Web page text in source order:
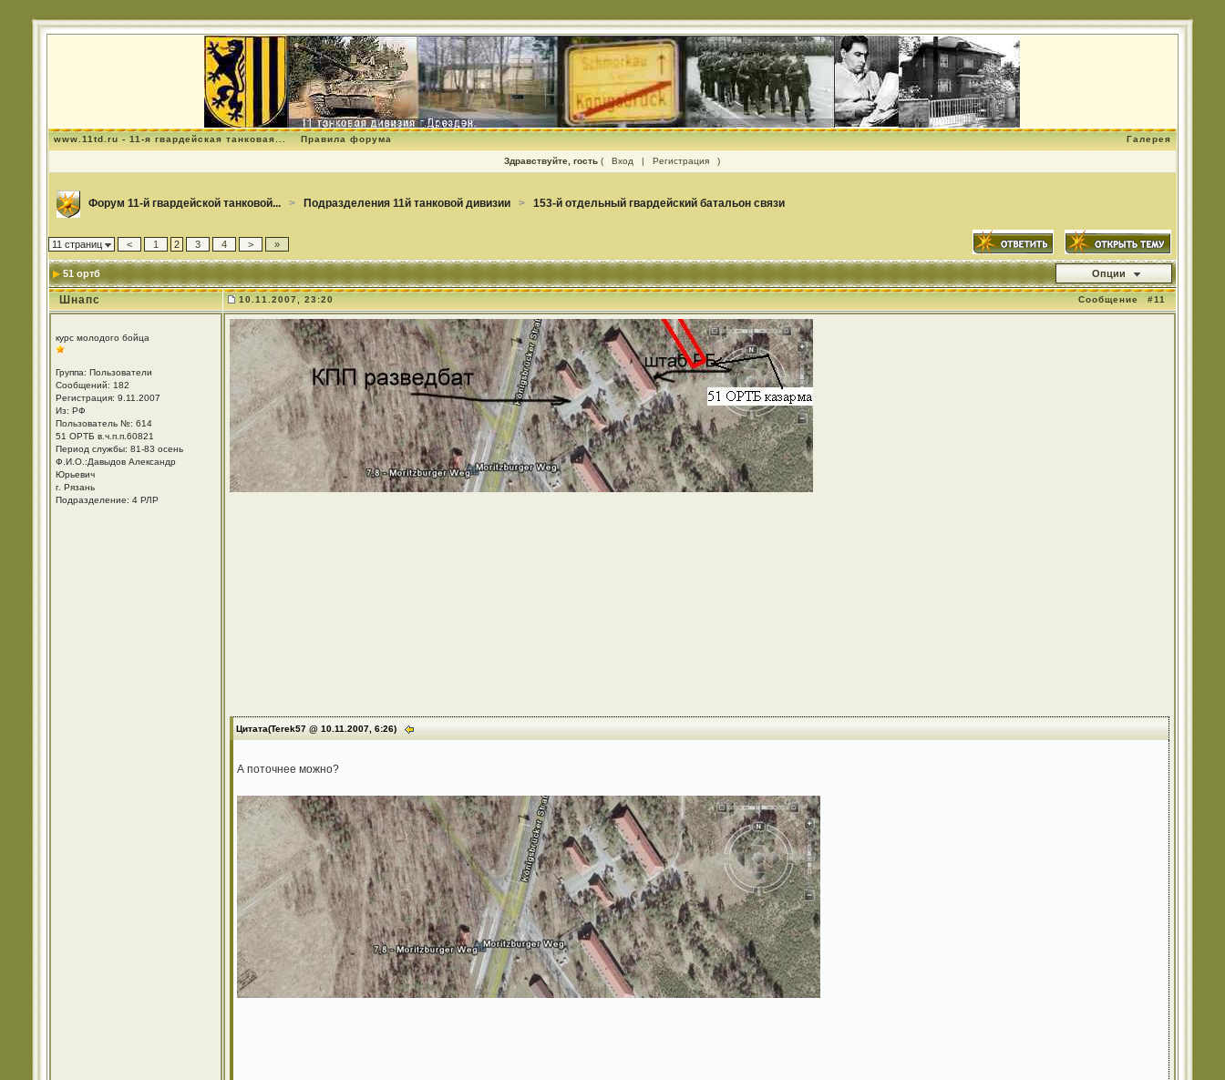
www.11td.ru - 11-я гвардейская танковая... Правила форума Галерея
Здравствуйте, гость ( Вход | Регистрация )
Форум 11-й гвардейской танковой... > Подразделения 11й танковой дивизии > 153-й отдельный гвардейский батальон связи
11 страниц < 1 2 3 4 > »
51 ортб Опции
Шнапс 10.11.2007, 23:20 Сообщение #11
курс молодого бойца
Группа: Пользователи
Сообщений: 182
Регистрация: 9.11.2007
Из: РФ
Пользователь №: 614
51 ОРТБ в.ч.п.п.60821
Период службы: 81-83 осень
Ф.И.О.:Давыдов Александр
Юрьевич
г. Рязань
Подразделение: 4 РЛР
Цитата(Terek57 @ 10.11.2007, 6:26)
А поточнее можно?